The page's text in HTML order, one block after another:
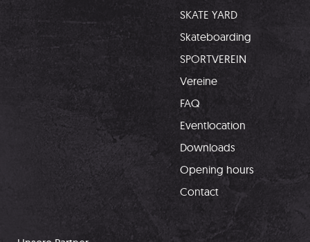
SKATE YARD
Skateboarding
SPORTVEREIN
Vereine
FAQ
Eventlocation
Downloads
Opening hours
Contact